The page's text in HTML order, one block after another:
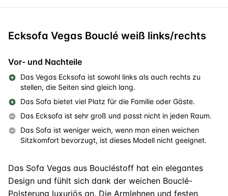
Ecksofa Vegas Bouclé weiß links/rechts
Vor- und Nachteile
Das Vegas Ecksofa ist sowohl links als auch rechts zu
stellen, die Seiten sind gleich lang.
Das Sofa bietet viel Platz für die Familie oder Gäste.
Das Ecksofa ist sehr groß und passt nicht in jeden Raum.
Das Sofa ist weniger weich, wenn man einen weichen
Sitzkomfort bevorzugt, ist dieses Modell nicht geeignet.
Das Sofa Vegas aus Boucléstoff hat ein elegantes
Design und fühlt sich dank der weichen Bouclé-
Polsterung luxuriös an. Die Armlehnen und festen